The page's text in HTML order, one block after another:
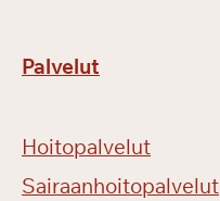
Palvelut
Hoitopalvelut
Sairaanhoitopalvelut